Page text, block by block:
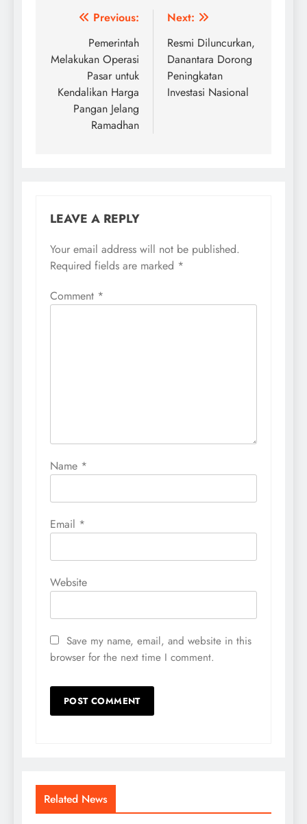
Post
navigation
Previous:
Pemerintah
Melakukan Operasi
Pasar untuk
Kendalikan Harga
Pangan Jelang
Ramadhan
Next:
Resmi Diluncurkan,
Danantara Dorong
Peningkatan
Investasi Nasional
LEAVE A REPLY
Your email address will not be published.
Required fields are marked *
Comment *
Name *
Email *
Website
Save my name, email, and website in this
browser for the next time I comment.
Related News